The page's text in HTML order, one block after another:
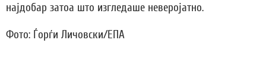
најдобар затоа што изгледаше неверојатно.
Фото: Ѓорѓи Личовски/ЕПА